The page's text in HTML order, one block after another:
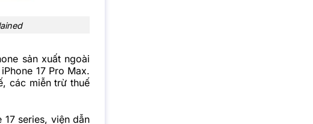
sản xuất ngoài
17 Pro Max.
các miễn trừ thuế
series, viện dẫn